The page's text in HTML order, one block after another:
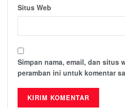
Situs Web
Simpan nama, email, dan situs
peramban ini untuk komentar